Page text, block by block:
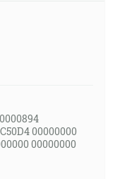
00000000
00000000